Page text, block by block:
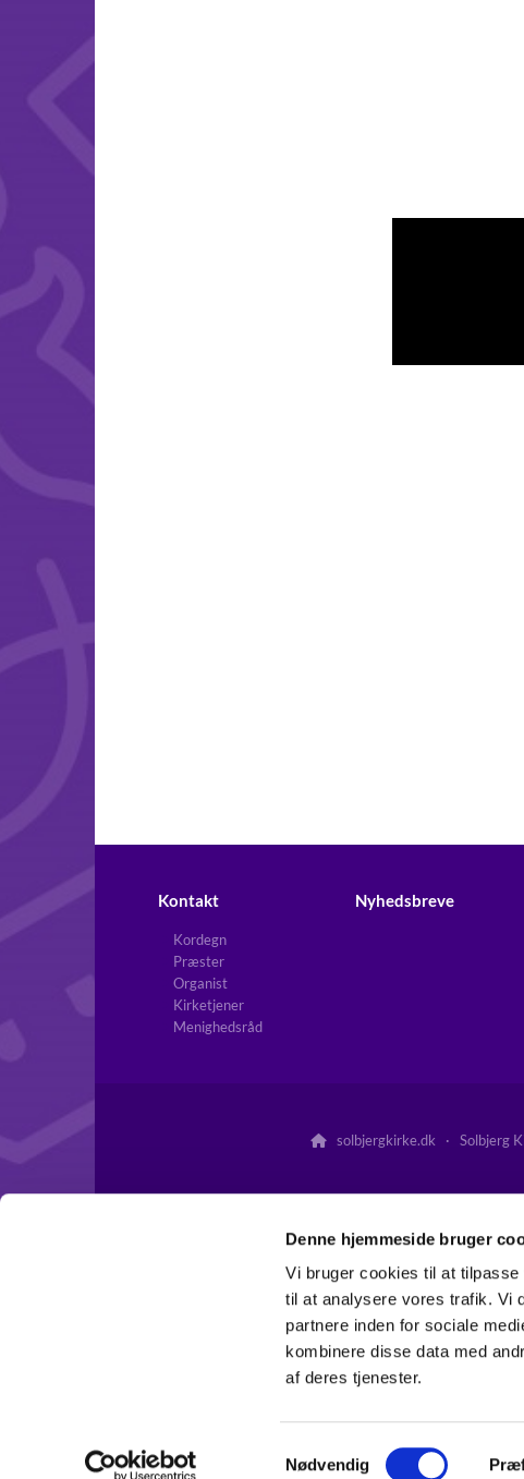
Denne hjemmeside bruger
Vi bruger cookies til at
til at analysere vores trafik. Vi
partnere inden for sociale
kombinere disse data med
af deres tjenester.
Nødvendig
Kontakt
Kordegn
Præster
Organist
Kirketjener
Menighedsråd
Nyhedsbreve
solbjergkirke.dk · Solbjerg